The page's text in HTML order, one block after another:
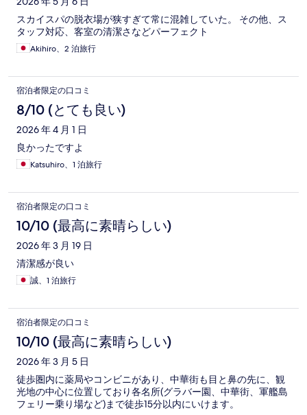
スカイスパの脱衣場が狭すぎて常に混雑していた。 その他、ス
タッフ対応、客室の清潔さなどパーフェクト
Akihiro、2 泊旅行
宿泊者限定の口コミ
8/10 (とても良い)
2026 年 4 月 1 日
良かったですよ
Katsuhiro、1 泊旅行
宿泊者限定の口コミ
10/10 (最高に素晴らしい)
2026 年 3 月 19 日
清潔感が良い
誠、1 泊旅行
宿泊者限定の口コミ
10/10 (最高に素晴らしい)
2026 年 3 月 5 日
徒歩圏内に薬局やコンビニがあり、中華街も目と鼻の先に、観
光地の中心に位置しており各名所(グラバー園、中華街、軍艦島
フェリー乗り場など)まで徒歩15分以内にいけます。